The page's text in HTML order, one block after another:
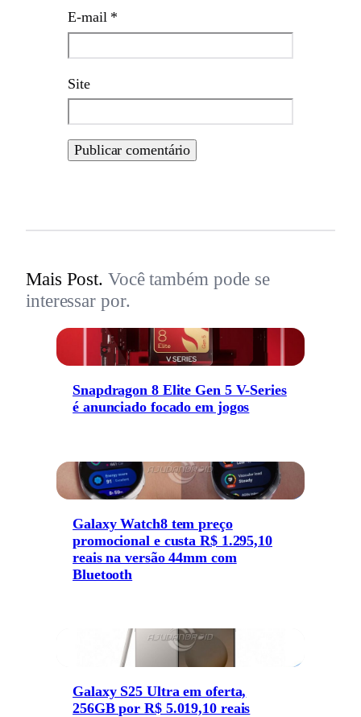
E-mail *
Site
Mais Post. Você também pode se
interessar por.
Snapdragon 8 Elite Gen 5 V-Series
é anunciado focado em jogos
Galaxy Watch8 tem preço
promocional e custa R$ 1.295,10
reais na versão 44mm com
Bluetooth
Galaxy S25 Ultra em oferta,
256GB por R$ 5.019,10 reais